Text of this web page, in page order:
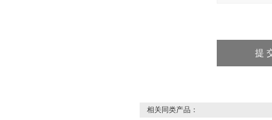
相关同类产品：